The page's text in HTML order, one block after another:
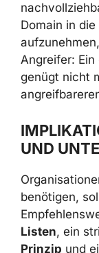
Domain in die
Angreifer:
genügt nicht
UND
benötigen,
Listen, ein
Prinzip und